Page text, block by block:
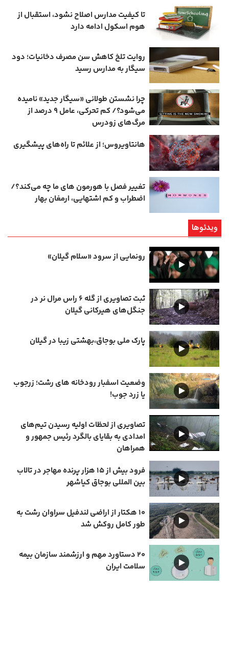
تا کیفیت مدارس اصلاح نشود، استقبال از
هوم ‌اسکول ادامه دارد
روایت تلخ کاهش سن مصرف دخانیات؛ دود
سیگار به مدارس رسید
چرا نشستن طولانی «سیگار جدید» نامیده
می‌شود؟/ کم‌ تحرکی، عامل ۹ درصد از
مرگ‌های زودرس
هانتاویروس؛ از علائم تا راه‌های پیشگیری
تغییر فصل با هورمون‌ های ما چه می‌کند؟/
اضطراب و کم‌ اشتهایی، ارمغان بهار
ویدئوها
رونمایی از سرود «سلام گیلان»
ثبت تصاویری از گله ۶ راس مرال نر در
جنگل‌های هیرکانی گیلان
پارک ملی بوجاق،بهشتی زیبا در گیلان
وضعیت اسفبار رودخانه های رشت؛ زرجوب
یا زرد جوب!
تصاویری از لحظات اولیه رسیدن تیم‌های
امدادی به بقایای بالگرد رئیس جمهور و
همراهان
فرود بیش از ۱۵ هزار پرنده مهاجر در تالاب
بین المللی بوجاق کیاشهر
۱۰ هکتار از اراضی لندفیل سراوان رشت به
طور کامل روکش شد
۲۰ دستاورد مهم و ارزشمند سازمان بیمه
سلامت ایران